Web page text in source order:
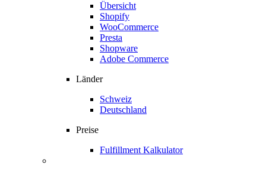
Übersicht
Shopify
WooCommerce
Presta
Shopware
Adobe Commerce
Länder
Schweiz
Deutschland
Preise
Fulfillment Kalkulator